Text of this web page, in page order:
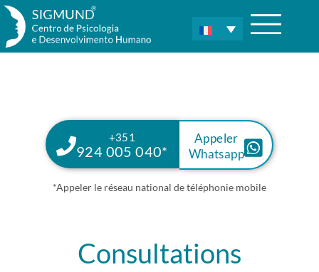
+351
924 005 040*
Appeler
Whatsapp
*Appeler le réseau national de téléphonie mobile
Consultations